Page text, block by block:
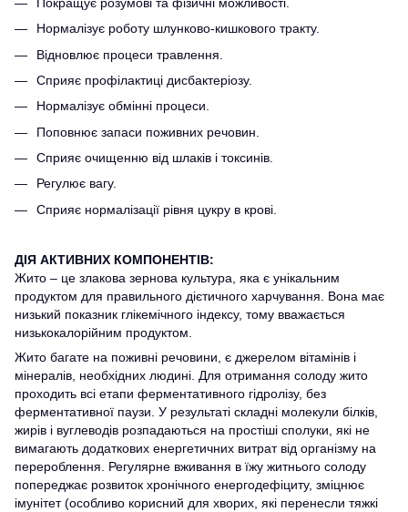
Нормалізує роботу шлунково-кишкового тракту.
Відновлює процеси травлення.
Сприяє профілактиці дисбактеріозу.
Нормалізує обмінні процеси.
Поповнює запаси поживних речовин.
Сприяє очищенню від шлаків і токсинів.
Регулює вагу.
Сприяє нормалізації рівня цукру в крові.
ДІЯ АКТИВНИХ КОМПОНЕНТІВ:
Жито – це злакова зернова культура, яка є унікальним
продуктом для правильного дієтичного харчування. Вона має
низький показник глікемічного індексу, тому вважається
низькокалорійним продуктом.
Жито багате на поживні речовини, є джерелом вітамінів і
мінералів, необхідних людині. Для отримання солоду жито
проходить всі етапи ферментативного гідролізу, без
ферментативної паузи. У результаті складні молекули білків,
жирів і вуглеводів розпадаються на простіші сполуки, які не
вимагають додаткових енергетичних витрат від організму на
перероблення. Регулярне вживання в їжу житнього солоду
попереджає розвиток хронічного енергодефіциту, зміцнює
імунітет (особливо корисний для хворих, які перенесли тяжкі